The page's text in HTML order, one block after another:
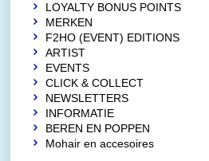
LOYALTY BONUS POINTS
MERKEN
F2HO (EVENT) EDITIONS
ARTIST
EVENTS
CLICK & COLLECT
NEWSLETTERS
INFORMATIE
BEREN EN POPPEN
Mohair en accesoires